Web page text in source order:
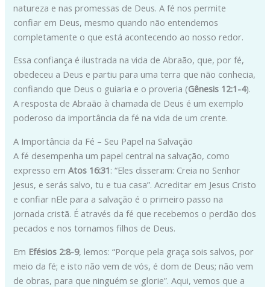
natureza e nas promessas de Deus. A fé nos permite
confiar em Deus, mesmo quando não entendemos
completamente o que está acontecendo ao nosso redor.
Essa confiança é ilustrada na vida de Abraão, que, por fé,
obedeceu a Deus e partiu para uma terra que não conhecia,
confiando que Deus o guiaria e o proveria (Gênesis 12:1-4).
A resposta de Abraão à chamada de Deus é um exemplo
poderoso da importância da fé na vida de um crente.
A Importância da Fé – Seu Papel na Salvação
A fé desempenha um papel central na salvação, como
expresso emAtos 16:31: “Eles disseram: Creia no Senhor
Jesus, e serás salvo, tu e tua casa”. Acreditar em Jesus Cristo
e confiar nEle para a salvação é o primeiro passo na
jornada cristã. É através da fé que recebemos o perdão dos
pecados e nos tornamos filhos de Deus.
Em Efésios 2:8-9, lemos: “Porque pela graça sois salvos, por
meio da fé; e isto não vem de vós, é dom de Deus; não vem
de obras, para que ninguém se glorie”. Aqui, vemos que a